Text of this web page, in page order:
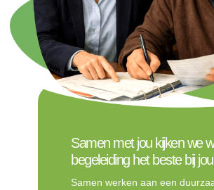
Samen met jou kijken we
begeleiding het beste bij
Samen werken aan een